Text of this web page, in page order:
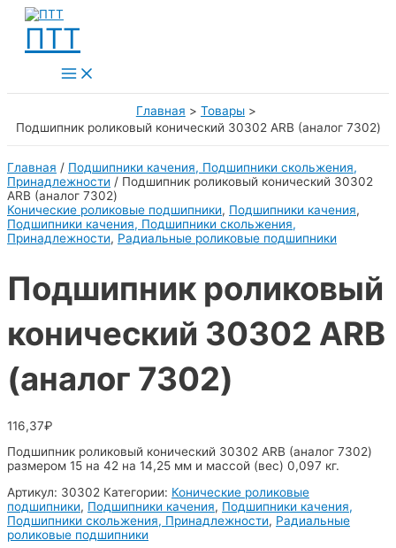
Перейти
ПТТ
Main
Menu
Главная
Товары
Подшипник роликовый конический 30302 ARB (аналог 7302)
Главная / Подшипники качения, Подшипники скольжения,
Принадлежности / Подшипник роликовый конический 30302
ARB (аналог 7302)
Конические роликовые подшипники, Подшипники качения,
Подшипники качения, Подшипники скольжения,
Принадлежности, Радиальные роликовые подшипники
Подшипник роликовый
конический 30302 ARB
(аналог 7302)
116,37₽
Подшипник роликовый конический 30302 ARB (аналог 7302)
размером 15 на 42 на 14,25 мм и массой (вес) 0,097 кг.
Артикул: 30302 Категории: Конические роликовые
подшипники, Подшипники качения, Подшипники качения,
Подшипники скольжения, Принадлежности, Радиальные
роликовые подшипники